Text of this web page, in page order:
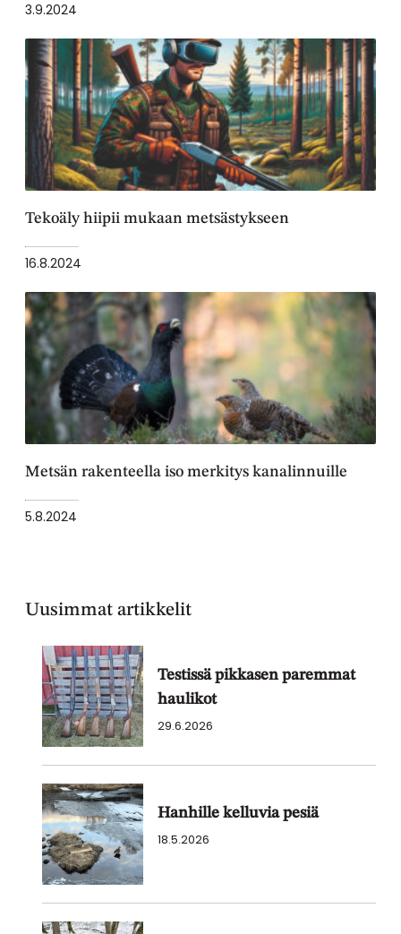
3.9.2024
Tekoäly hiipii mukaan metsästykseen
16.8.2024
Metsän rakenteella iso merkitys kanalinnuille
5.8.2024
Uusimmat artikkelit
Testissä pikkasen paremmat
haulikot
29.6.2026
Hanhille kelluvia pesiä
18.5.2026